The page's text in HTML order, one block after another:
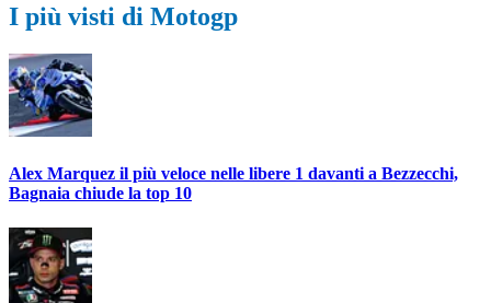
I più visti di Motogp
Alex Marquez il più veloce nelle libere 1 davanti a Bezzecchi,
Bagnaia chiude la top 10